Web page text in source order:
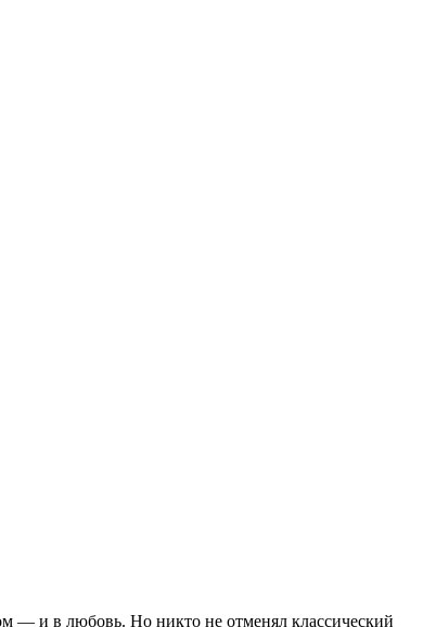
— и в любовь. Но никто не отменял классический